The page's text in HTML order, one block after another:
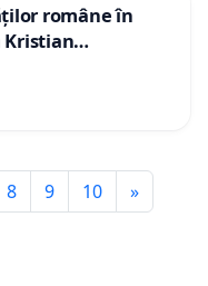
române în
Kristian
Danemarca de
8 9 10 »